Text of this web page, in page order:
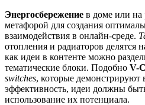
Энергосбережение в доме или на
метафорой для создания
взаимодействия в онлайн-среде.
отопления и радиаторов делятся
как идеи в контенте можно
тематические блоки. Подобно V-
switches, которые
эффективность, идеи должны
использование их потенциала.